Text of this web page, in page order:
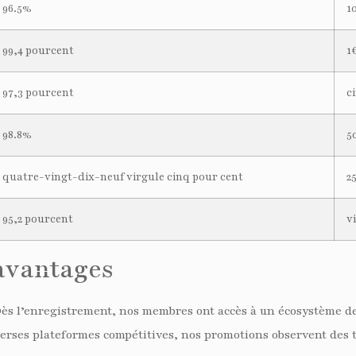
96.5%
99,4 pourcent
97,3 pourcent
98.8%
quatre-vingt-dix-neuf virgule cinq pour cent
95,2 pourcent
l’enregistrement, nos membres ont accès à un écosystème
plateformes compétitives, nos promotions observent